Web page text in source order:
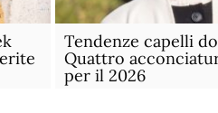
Tendenze capelli
Quattro
per il 2026